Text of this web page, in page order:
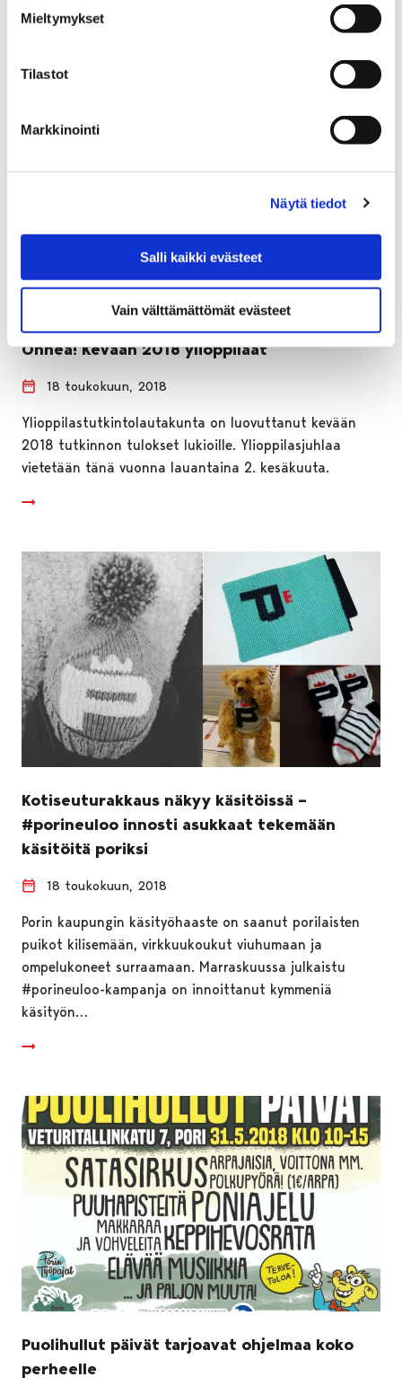
Mieltymykset
Tilastot
Markkinointi
Näytä tiedot
Salli kaikki evästeet
Vain välttämättömät evästeet
töyräällä. Ilmoittaudu mukaan retkelle!
Onnea! Kevään 2018 ylioppilaat
18 toukokuun, 2018
Ylioppilastutkintolautakunta on luovuttanut kevään
2018 tutkinnon tulokset lukioille. Ylioppilasjuhlaa
vietetään tänä vuonna lauantaina 2. kesäkuuta.
Kotiseuturakkaus näkyy käsitöissä –
#porineuloo innosti asukkaat tekemään
käsitöitä poriksi
18 toukokuun, 2018
Porin kaupungin käsityöhaaste on saanut porilaisten
puikot kilisemään, virkkuukoukut viuhumaan ja
ompelukoneet surraamaan. Marraskuussa julkaistu
#porineuloo-kampanja on innoittanut kymmeniä
käsityön…
Puolihullut päivät tarjoavat ohjelmaa koko
perheelle